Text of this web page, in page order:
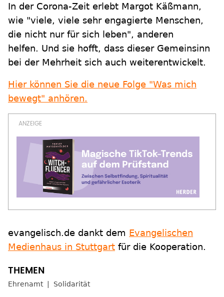
In der Corona-Zeit erlebt Margot Käßmann,
wie "viele, viele sehr engagierte Menschen,
die nicht nur für sich leben", anderen
helfen. Und sie hofft, dass dieser Gemeinsinn
bei der Mehrheit sich auch weiterentwickelt.
Hier können Sie die neue Folge "Was mich
bewegt" anhören.
evangelisch.de dankt dem Evangelischen
Medienhaus in Stuttgart für die Kooperation.
Ehrenamt Solidarität